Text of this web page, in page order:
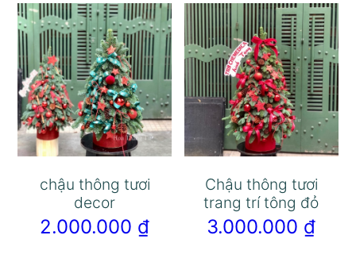
chậu thông tươi
decor
2.000.000 ₫
Chậu thông tươi
trang trí tông đỏ
3.000.000 ₫